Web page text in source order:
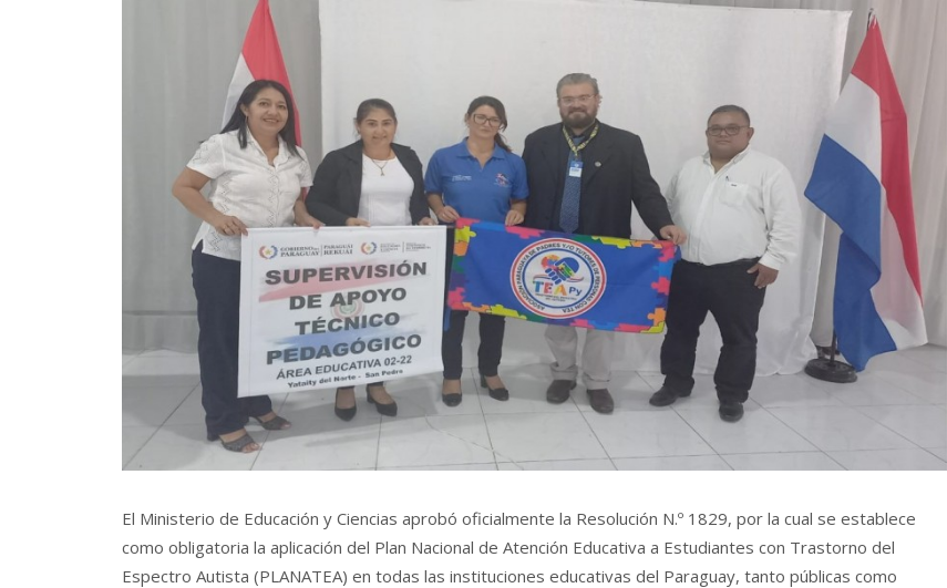
El Ministerio de Educación y Ciencias aprobó oficialmente la Resolución N.º 1829, por la cual se establece
como obligatoria la aplicación del Plan Nacional de Atención Educativa a Estudiantes con Trastorno del
Espectro Autista (PLANATEA) en todas las instituciones educativas del Paraguay, tanto públicas como